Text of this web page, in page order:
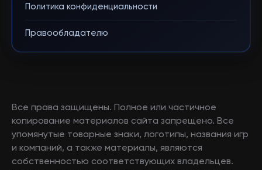
Политика конфиденциальности
Правообладателю
Все права защищены. Полное или частичное
копирование материалов сайта запрещено. Все
упомянутые товарные знаки, логотипы, названия игр
и компаний, а также материалы, являются
собственностью соответствующих владельцев.